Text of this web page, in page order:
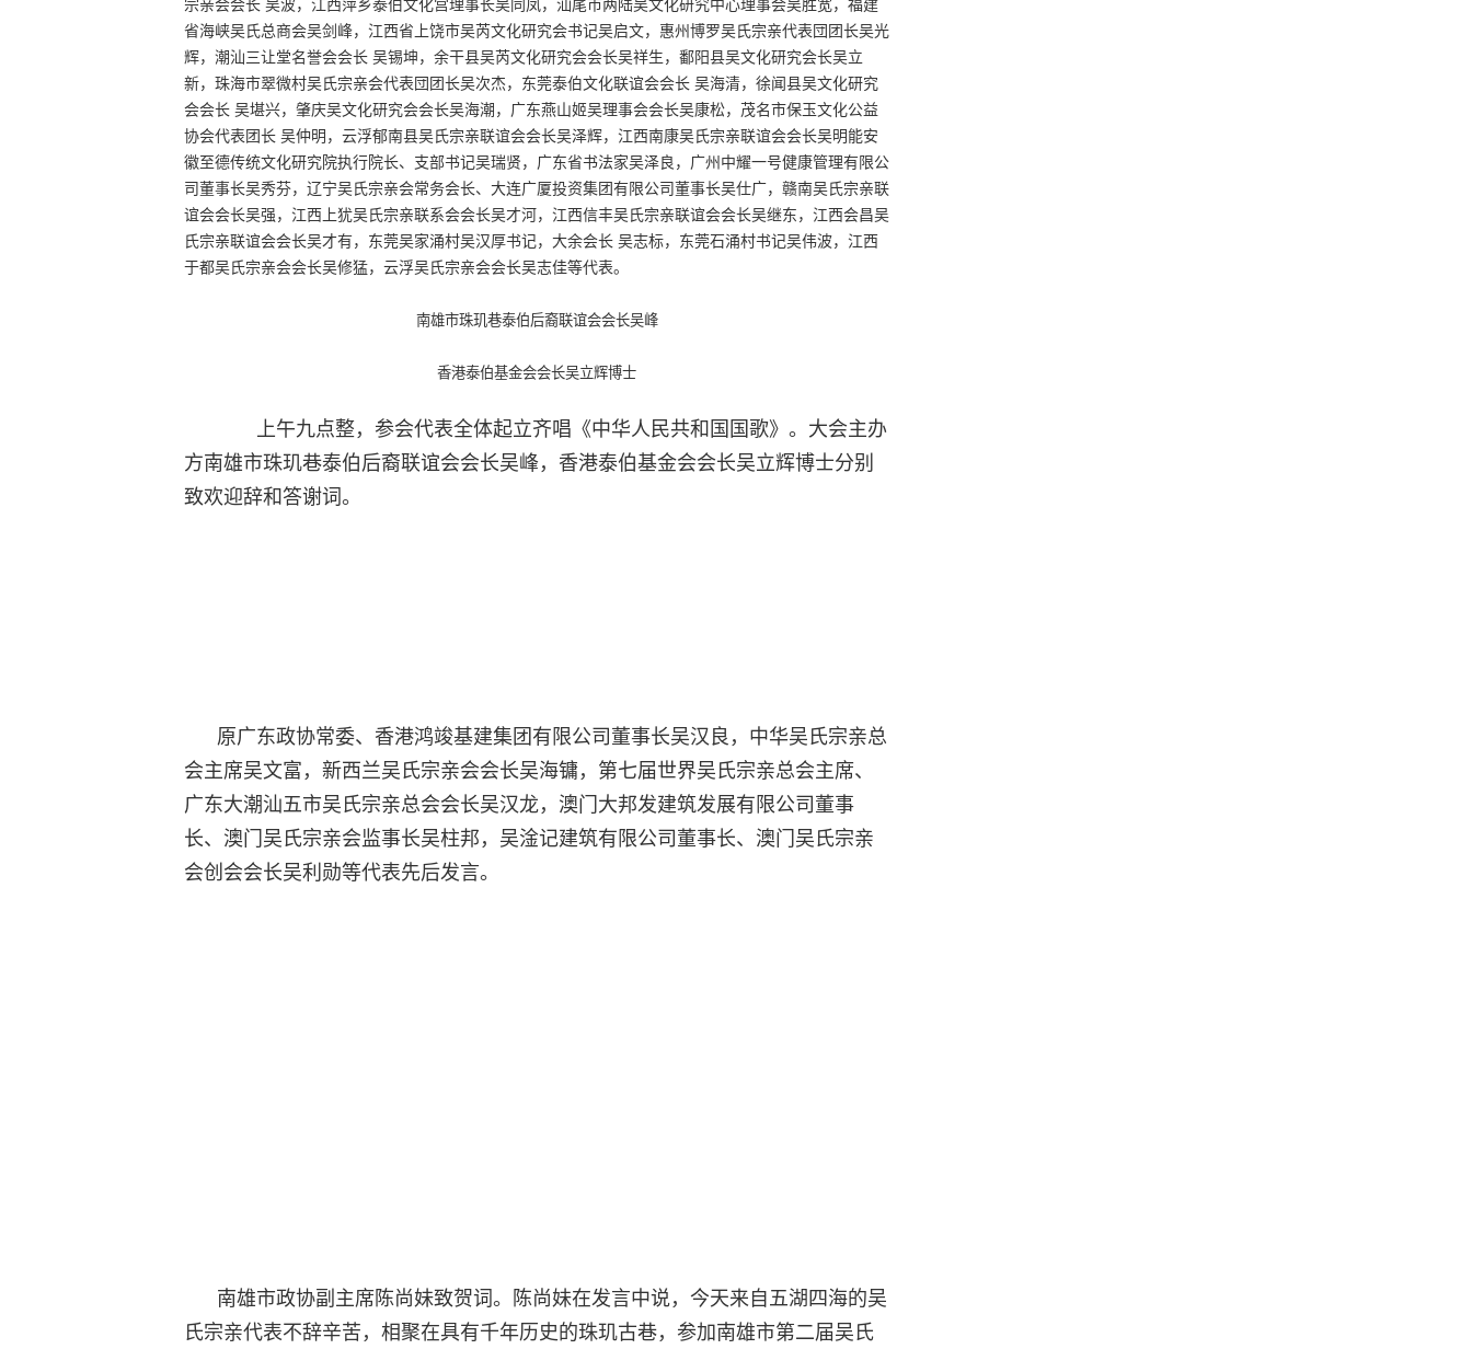
省海峡吴氏总商会吴剑峰，江西省上饶市吴芮文化研究会书记吴启文，惠州博罗吴氏宗亲代表団团长吴光
辉，潮汕三让堂名誉会会长 吴锡坤，余干县吴芮文化研究会会长吴祥生，鄱阳县吴文化研究会长吴立
新，珠海市翠微村吴氏宗亲会代表団团长吴次杰，东莞泰伯文化联谊会会长 吴海清，徐闻县吴文化研究
会会长 吴堪兴，肇庆吴文化研究会会长吴海潮，广东燕山姬吴理事会会长吴康松，茂名市保玉文化公益
协会代表团长 吴仲明，云浮郁南县吴氏宗亲联谊会会长吴泽辉，江西南康吴氏宗亲联谊会会长吴明能安
徽至德传统文化研究院执行院长、支部书记吴瑞贤，广东省书法家吴泽良，广州中耀一号健康管理有限公
司董事长吴秀芬，辽宁吴氏宗亲会常务会长、大连广厦投资集团有限公司董事长吴仕广，赣南吴氏宗亲联
谊会会长吴强，江西上犹吴氏宗亲联系会会长吴才河，江西信丰吴氏宗亲联谊会会长吴继东，江西会昌吴
氏宗亲联谊会会长吴才有，东莞吴家涌村吴汉厚书记，大余会长 吴志标，东莞石涌村书记吴伟波，江西
于都吴氏宗亲会会长吴修猛，云浮吴氏宗亲会会长吴志佳等代表。
南雄市珠玑巷泰伯后裔联谊会会长吴峰
香港泰伯基金会会长吴立辉博士
上午九点整，参会代表全体起立齐唱《中华人民共和国国歌》。大会主办
方南雄市珠玑巷泰伯后裔联谊会会长吴峰，香港泰伯基金会会长吴立辉博士分别
致欢迎辞和答谢词。
原广东政协常委、香港鸿竣基建集团有限公司董事长吴汉良，中华吴氏宗亲总
会主席吴文富，新西兰吴氏宗亲会会长吴海镛，第七届世界吴氏宗亲总会主席、
广东大潮汕五市吴氏宗亲总会会长吴汉龙，澳门大邦发建筑发展有限公司董事
长、澳门吴氏宗亲会监事长吴柱邦，吴淦记建筑有限公司董事长、澳门吴氏宗亲
会创会会长吴利勋等代表先后发言。
南雄市政协副主席陈尚妹致贺词。陈尚妹在发言中说，今天来自五湖四海的吴
氏宗亲代表不辞辛苦，相聚在具有千年历史的珠玑古巷，参加南雄市第二届吴氏